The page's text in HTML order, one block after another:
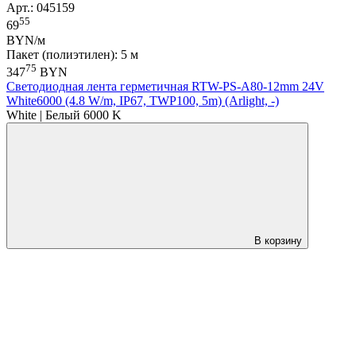
Арт.: 045159
6955
BYN/м
Пакет (полиэтилен): 5 м
34775 BYN
Светодиодная лента герметичная RTW-PS-A80-12mm 24V
White6000 (4.8 W/m, IP67, TWP100, 5m) (Arlight, -)
White | Белый 6000 K
В корзину